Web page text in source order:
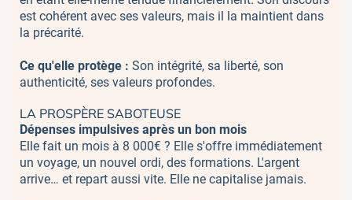
est cohérent avec ses valeurs, mais il la maintient dans
la précarité.
Ce qu'elle protège : Son intégrité, sa liberté, son
authenticité, ses valeurs profondes.
LA PROSPÈRE SABOTEUSE
Dépenses impulsives après un bon mois
Elle fait un mois à 8 000€ ? Elle s'offre immédiatement
un voyage, un nouvel ordi, des formations. L'argent
arrive… et repart aussi vite. Elle ne capitalise jamais.